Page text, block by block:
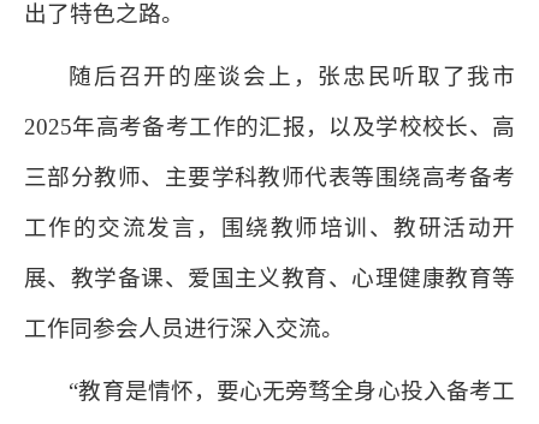
出了特色之路。
随后召开的座谈会上，张忠民听取了我市
2025年高考备考工作的汇报，以及学校校长、高
三部分教师、主要学科教师代表等围绕高考备考
工作的交流发言，围绕教师培训、教研活动开
展、教学备课、爱国主义教育、心理健康教育等
工作同参会人员进行深入交流。
“教育是情怀，要心无旁骛全身心投入备考工